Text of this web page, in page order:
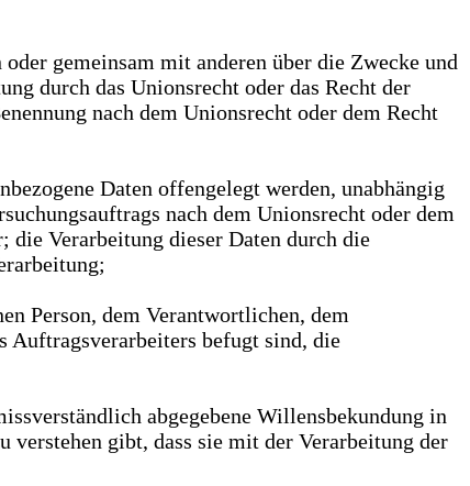
gemeinsam mit anderen über die Zwecke und
durch das Unionsrecht oder das Recht der
nach dem Unionsrecht oder dem Recht
Daten offengelegt werden, unabhängig
nach dem Unionsrecht oder dem
die Verarbeitung dieser Daten durch die
Person, dem Verantwortlichen, dem
Auftragsverarbeiters befugt sind, die
abgegebene Willensbekundung in
verstehen gibt, dass sie mit der Verarbeitung der